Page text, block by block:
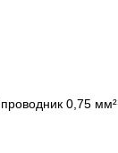
0,75 мм²